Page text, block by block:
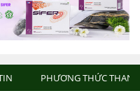
PHƯƠNG THỨC